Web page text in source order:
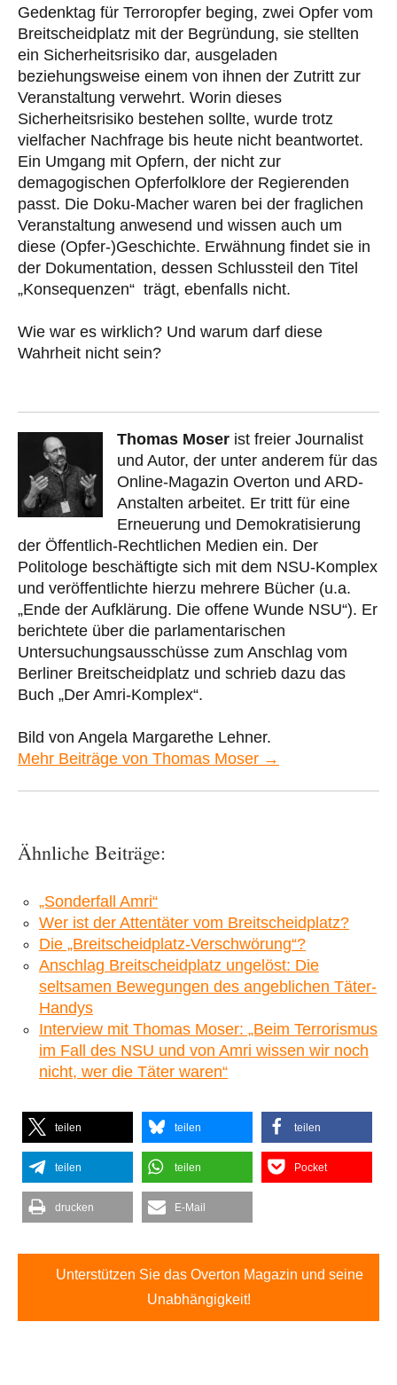
Gedenktag für Terroropfer beging, zwei Opfer vom
Breitscheidplatz mit der Begründung, sie stellten
ein Sicherheitsrisiko dar, ausgeladen
beziehungsweise einem von ihnen der Zutritt zur
Veranstaltung verwehrt. Worin dieses
Sicherheitsrisiko bestehen sollte, wurde trotz
vielfacher Nachfrage bis heute nicht beantwortet.
Ein Umgang mit Opfern, der nicht zur
demagogischen Opferfolklore der Regierenden
passt. Die Doku-Macher waren bei der fraglichen
Veranstaltung anwesend und wissen auch um
diese (Opfer-)Geschichte. Erwähnung findet sie in
der Dokumentation, dessen Schlussteil den Titel
„Konsequenzen“ trägt, ebenfalls nicht.
Wie war es wirklich? Und warum darf diese
Wahrheit nicht sein?
Thomas Moser ist freier Journalist
und Autor, der unter anderem für das
Online-Magazin Overton und ARD-
Anstalten arbeitet. Er tritt für eine
Erneuerung und Demokratisierung
der Öffentlich-Rechtlichen Medien ein. Der
Politologe beschäftigte sich mit dem NSU-Komplex
und veröffentlichte hierzu mehrere Bücher (u.a.
„Ende der Aufklärung. Die offene Wunde NSU“). Er
berichtete über die parlamentarischen
Untersuchungsausschüsse zum Anschlag vom
Berliner Breitscheidplatz und schrieb dazu das
Buch „Der Amri-Komplex“.
Bild von Angela Margarethe Lehner.
Mehr Beiträge von Thomas Moser →
Ähnliche Beiträge:
„Sonderfall Amri“
Wer ist der Attentäter vom Breitscheidplatz?
Die „Breitscheidplatz-Verschwörung“?
Anschlag Breitscheidplatz ungelöst: Die
seltsamen Bewegungen des angeblichen Täter-
Handys
Interview mit Thomas Moser: „Beim Terrorismus
im Fall des NSU und von Amri wissen wir noch
nicht, wer die Täter waren“
teilen teilen teilen
teilen teilen Pocket
drucken E-Mail
Unterstützen Sie das Overton Magazin und seine
Unabhängigkeit!